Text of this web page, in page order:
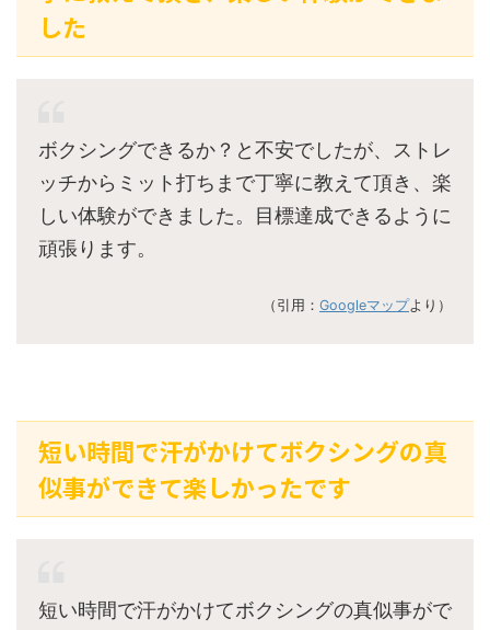
した
ボクシングできるか？と不安でしたが、ストレ
ッチからミット打ちまで丁寧に教えて頂き、楽
しい体験ができました。目標達成できるように
頑張ります。
（引用： Googleマップより）
短い時間で汗がかけてボクシングの真
似事ができて楽しかったです
短い時間で汗がかけてボクシングの真似事がで